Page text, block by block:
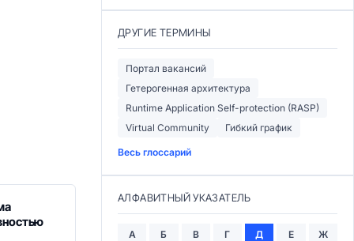
ДРУГИЕ ТЕРМИНЫ
Портал вакансий
Гетерогенная архитектура
Runtime Application Self-protection (RASP)
Virtual Community
Гибкий график
Весь глоссарий
АЛФАВИТНЫЙ УКАЗАТЕЛЬ
А Б В Г Д Е Ж